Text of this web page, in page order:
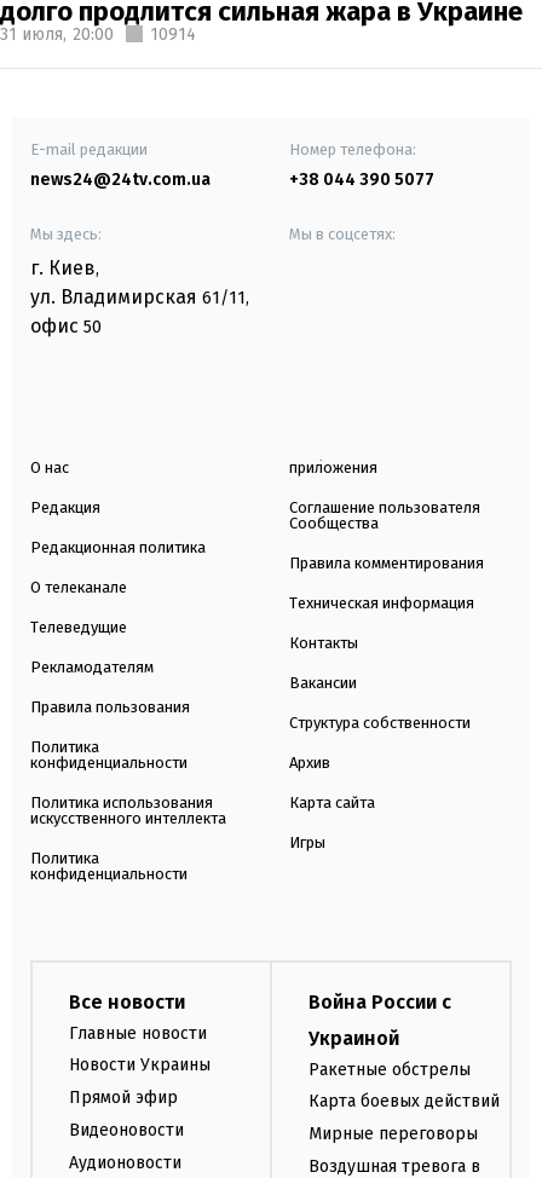
долго продлится сильная жара в Украине
31 июля, 20:00 10914
E-mail редакции
news24@24tv.com.ua
Номер телефона:
+38 044 390 5077
Мы здесь:
г. Киев,
ул. Владимирская 61/11,
офис 50
Мы в соцсетях:
О нас
Редакция
Редакционная политика
О телеканале
Телеведущие
Рекламодателям
Правила пользования
Политика
конфиденциальности
Политика использования
искусственного интеллекта
Политика
конфиденциальности
приложения
Соглашение пользователя
Сообщества
Правила комментирования
Техническая информация
Контакты
Вакансии
Структура собственности
Архив
Карта сайта
Игры
Все новости
Главные новости
Новости Украины
Прямой эфир
Видеоновости
Аудионовости
Война России с
Украиной
Ракетные обстрелы
Карта боевых действий
Мирные переговоры
Воздушная тревога в